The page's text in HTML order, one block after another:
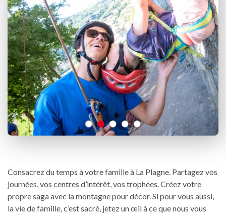
Consacrez du temps à votre famille à La Plagne. Partagez vos
journées, vos centres d’intérêt, vos trophées. Créez votre
propre saga avec la montagne pour décor. Si pour vous aussi,
la vie de famille, c’est sacré, jetez un œil à ce que nous vous